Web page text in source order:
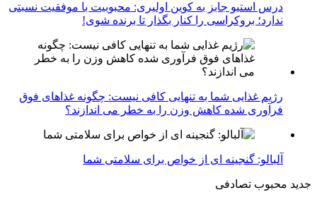
درس استیو جابز به کوین اولیری: محبوبیت با موفقیت نسبتی
ندارد؛ بروکراسی را کنار بگذار تا برنده شوی!
رژیم غذایی شما به تنهایی کافی نیست: چگونه غذاهای فوق
فرآوری شده کاهش وزن را به خطر می اندازند؟
آلبالو: گنجینه ای از خواص برای سلامتی شما
جدید محبوب تصادفی